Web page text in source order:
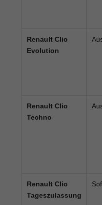
Renault Clio
Evolution
Renault Clio
Techno
Renault Clio
Tageszulassung